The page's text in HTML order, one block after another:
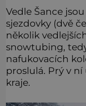
Vedle Šance
sjezdovky (dvě
několik
snowtubing,
nafukovacích
proslulá. Prý v
kraje.